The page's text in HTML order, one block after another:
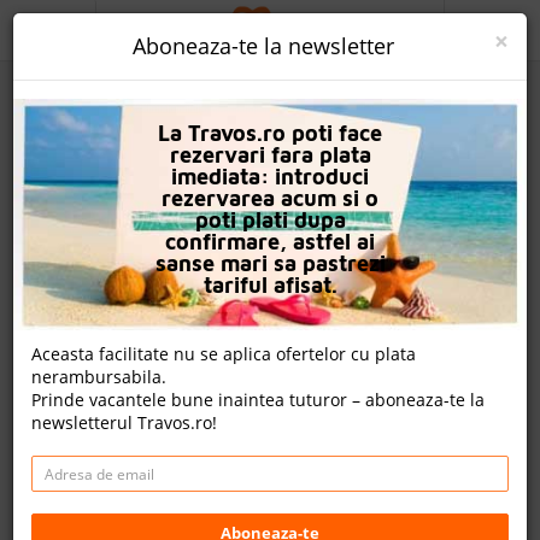
Hotel Glaros Beach
Nota
8.4 8.6
844
evaluari
8.5
269
evaluari
572
evaluari
Un review , nota Travos: 8.3
Bouboulinas 5, Limenas Hersonissou (Centru),
PROMO
CAUTA REZERVARE
OFERTA PERSONALIZATA
DESPRE NOI
LOGIN
CAZARE
CHARTER AVION
CAZARE + AUTOCAR
CONTACT
×
Aboneaza-te la newsletter
La Travos.ro poti face
rezervari fara plata
imediata: introduci
rezervarea acum si o
poti plati dupa
confirmare, astfel ai
sanse mari sa pastrezi
tariful afisat.
Aceasta facilitate nu se aplica ofertelor cu plata
nerambursabila.
Prinde vacantele bune inaintea tuturor – aboneaza-te la
newsletterul Travos.ro!
Aboneaza-te